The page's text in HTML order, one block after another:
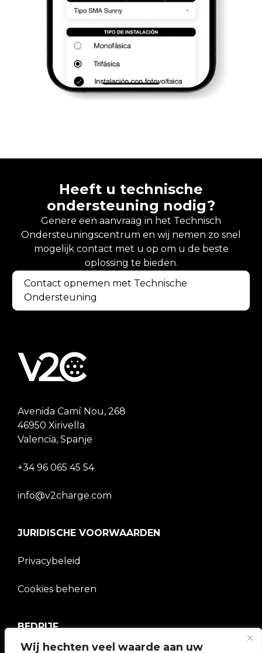
Wij hechten veel waarde aan uw
Heeft u technische
ondersteuning nodig?
Genere een aanvraag in het Technisch
Ondersteuningscentrum en wij nemen zo snel
mogelijk contact met u op om u de beste
oplossing te bieden.
Contact opnemen met Technische
Ondersteuning
Avenida Camí Nou, 268
46950 Xirivella
Valencia, Spanje
+34 96 065 45 54
info@v2charge.com
JURIDISCHE VOORWAARDEN
Privacybeleid
Cookies beheren
BEDRIJF